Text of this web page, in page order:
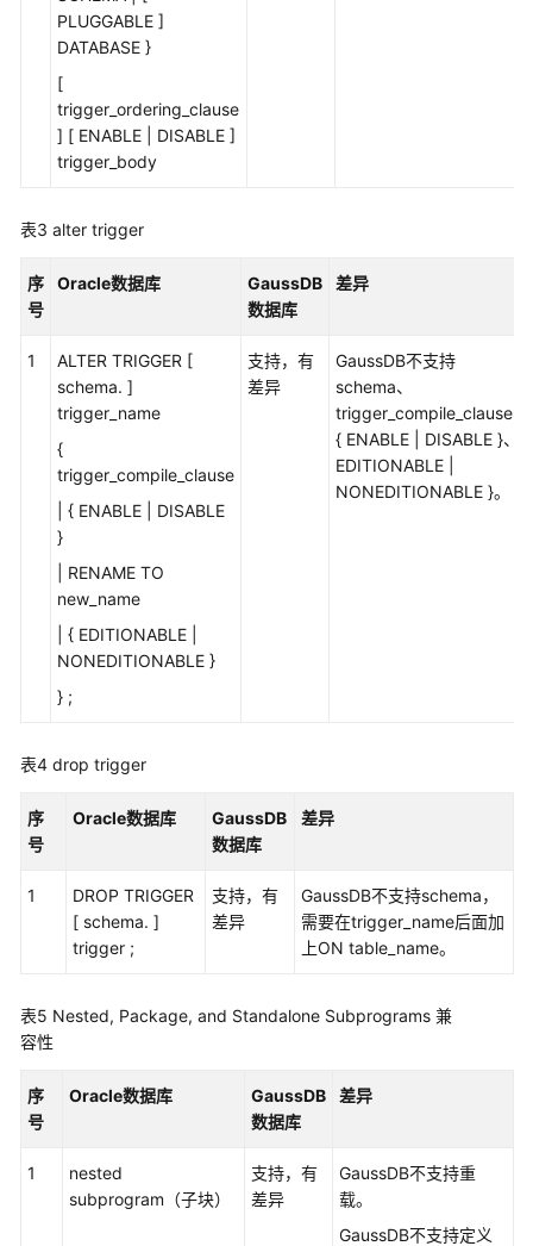
Oracle
兼
说
的
本
伪
列
操
表
达
式
常
的
子
句
查
子
PL/SQL
PLUGGABLE ]
DATABASE }
[
trigger_ordering_clause
] [ ENABLE | DISABLE ]
trigger_body
表3 alter trigger
序
号
Oracle数据库
GaussDB
数据库
差异
1
ALTER TRIGGER [
schema. ]
trigger_name
{
trigger_compile_clause
| { ENABLE | DISABLE
}
| RENAME TO
new_name
| { EDITIONABLE |
NONEDITIONABLE }
} ;
支持，有
差异
GaussDB不支持
schema、
trigger_compile_clause、
{ ENABLE | DISABLE }、{
EDITIONABLE |
NONEDITIONABLE }。
表4 drop trigger
序
号
Oracle数据库
GaussDB
数据库
差异
1
DROP TRIGGER
[ schema. ]
trigger ;
支持，有
差异
GaussDB不支持schema，
需要在trigger_name后面加
上ON table_name。
表5 Nested, Package, and Standalone Subprograms 兼
容性
序
号
Oracle数据库
GaussDB
数据库
差异
1
nested
subprogram（子块）
支持，有
差异
GaussDB不支持重
载。
GaussDB不支持定义